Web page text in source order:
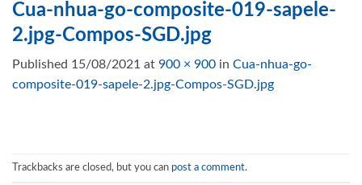
Cua-nhua-go-composite-019-sapele-
2.jpg-Compos-SGD.jpg
Published 15/08/2021 at 900 × 900 in Cua-nhua-go-
composite-019-sapele-2.jpg-Compos-SGD.jpg
Trackbacks are closed, but you can post a comment.